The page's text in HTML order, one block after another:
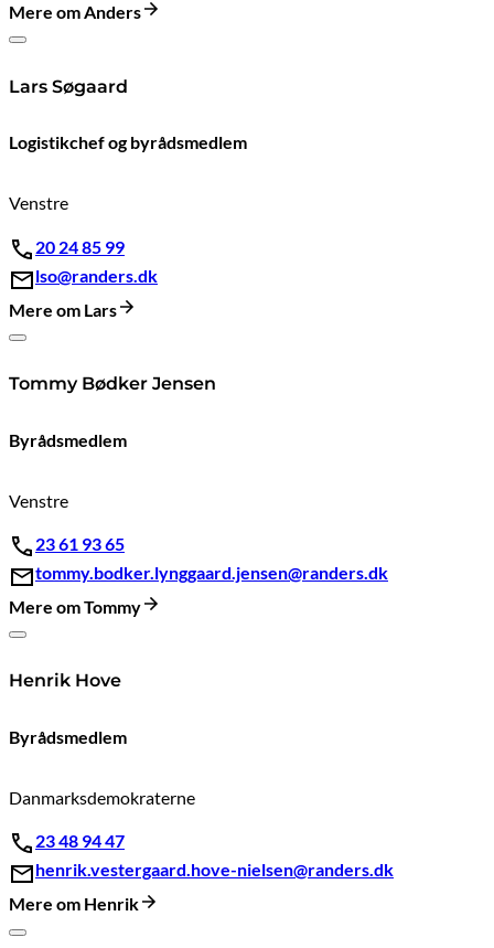
Mere om Anders
Lars Søgaard
Logistikchef og byrådsmedlem
Venstre
20 24 85 99
lso@randers.dk
Mere om Lars
Tommy Bødker Jensen
Byrådsmedlem
Venstre
23 61 93 65
tommy.bodker.lynggaard.jensen@randers.dk
Mere om Tommy
Henrik Hove
Byrådsmedlem
Danmarksdemokraterne
23 48 94 47
henrik.vestergaard.hove-nielsen@randers.dk
Mere om Henrik